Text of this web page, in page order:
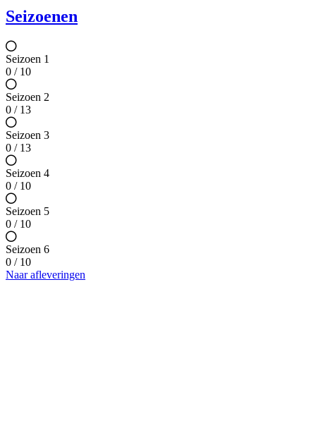
Seizoenen
Seizoen 1
0 / 10
Seizoen 2
0 / 13
Seizoen 3
0 / 13
Seizoen 4
0 / 10
Seizoen 5
0 / 10
Seizoen 6
0 / 10
Naar afleveringen